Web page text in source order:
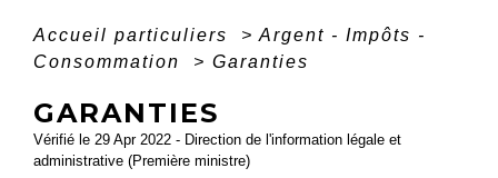
Accueil particuliers > Argent - Impôts -
Consommation
> Garanties
GARANTIES
Vérifié le 29 Apr 2022 - Direction de l'information légale et
administrative (Première ministre)